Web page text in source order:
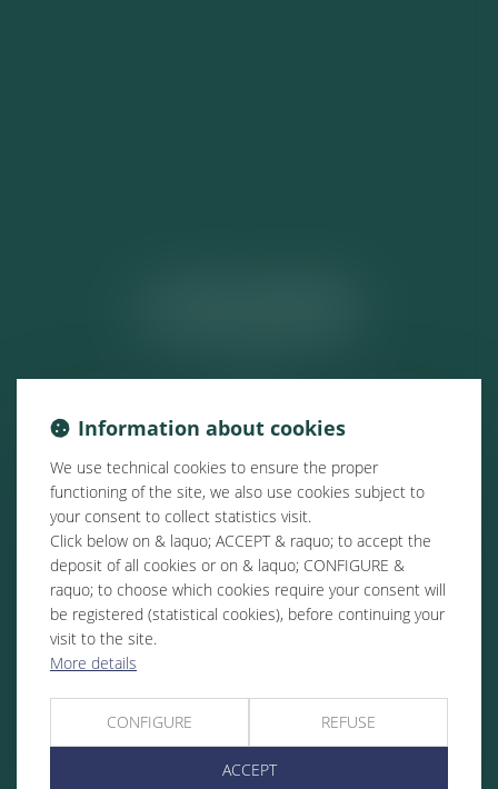
Information about cookies
We use technical cookies to ensure the proper
functioning of the site, we also use cookies subject to
your consent to collect statistics visit.
Click below on & laquo; ACCEPT & raquo; to accept the
deposit of all cookies or on & laquo; CONFIGURE &
raquo; to choose which cookies require your consent will
be registered (statistical cookies), before continuing your
visit to the site.
More details
CONFIGURE REFUSE
ACCEPT